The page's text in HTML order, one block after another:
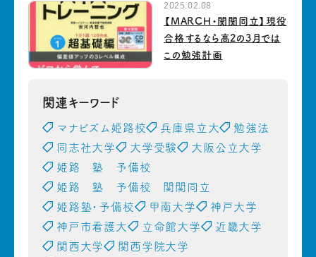
2025.02.08
【MARCH・関関同立】現役
合格するなら高2の3月では
この勉強計画
関連キーワード
マナビズム姫路校 兵庫県立大
勉強法
同志社大学
大学受験
大阪公立大学
姫路 塾 予備校
姫路 塾 予備校 関関同立
姫路塾・予備校
甲南大学
神戸大学
神戸市看護大
立命館大学
近畿大学
関西大学
関西学院大学